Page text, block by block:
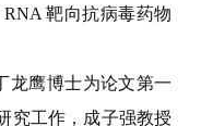
RNA靶向抗病毒药物
龙鹰博士为论文第一
究工作，成子强教授